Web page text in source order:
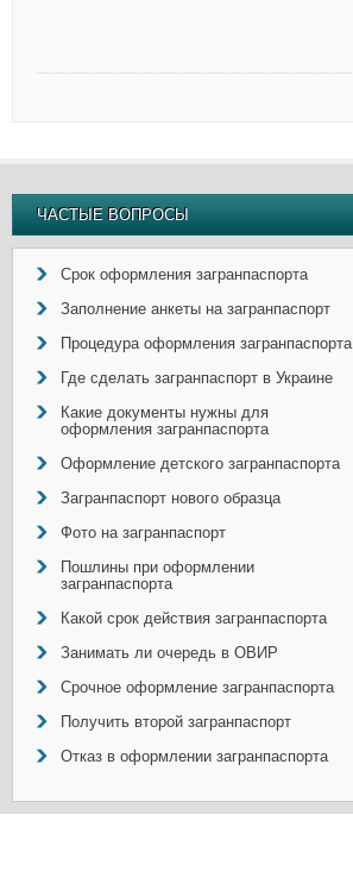
ЧАСТЫЕ ВОПРОСЫ
Срок оформления загранпаспорта
Заполнение анкеты на загранпаспорт
Процедура оформления загранпаспорта
Где сделать загранпаспорт в Украине
Какие документы нужны для
оформления загранпаспорта
Оформление детского загранпаспорта
Загранпаспорт нового образца
Фото на загранпаспорт
Пошлины при оформлении
загранпаспорта
Какой срок действия загранпаспорта
Занимать ли очередь в ОВИР
Срочное оформление загранпаспорта
Получить второй загранпаспорт
Отказ в оформлении загранпаспорта